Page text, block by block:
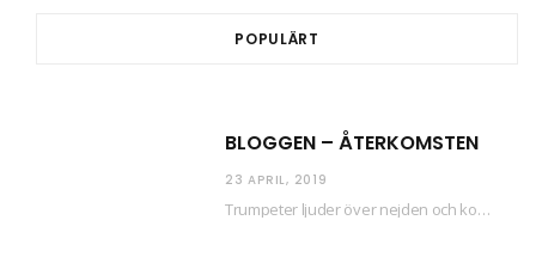
POPULÄRT
BLOGGEN – ÅTERKOMSTEN
23 APRIL, 2019
Trumpeter ljuder över nejden och konfetti regnar längsmed husfasaderna – FREDEN ÄR HÄR! Eller ahem.…